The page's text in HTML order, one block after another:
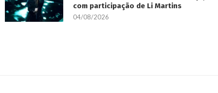
com participação de Li Martins
04/08/2026